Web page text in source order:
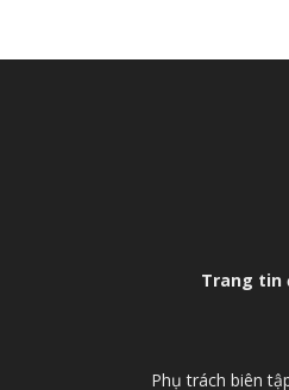
Trang tin
Phụ trách biên